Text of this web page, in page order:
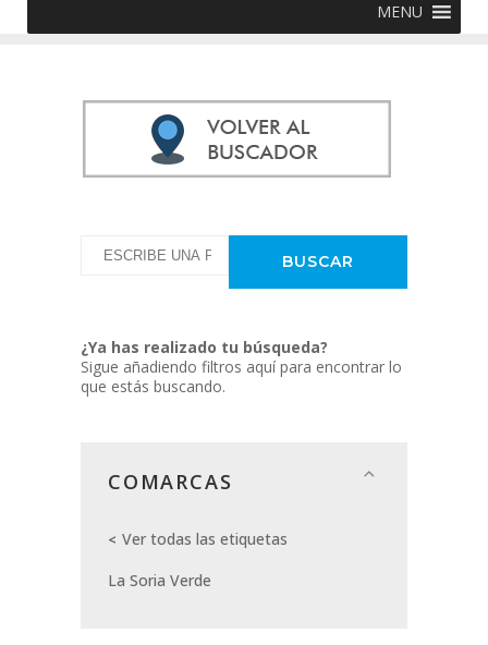
MENU
¿Ya has realizado tu búsqueda?
Sigue añadiendo filtros aquí para encontrar lo
que estás buscando.
COMARCAS
Ver todas las etiquetas
La Soria Verde